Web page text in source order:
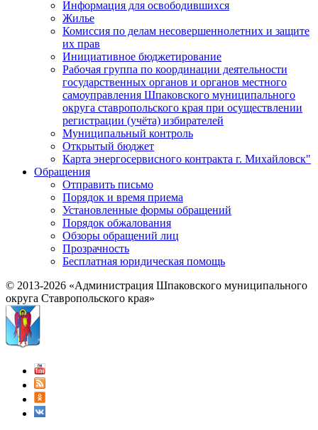
Информация для освободившихся
Жилье
Комиссия по делам несовершеннолетних и защите
их прав
Инициативное бюджетирование
Рабочая группа по координации деятельности
государственных органов и органов местного
самоуправления Шпаковского муниципального
округа ставропольского края при осуществлении
регистрации (учёта) избирателей
Муниципальный контроль
Открытый бюджет
Карта энергосервисного контракта г. Михайловск"
Обращения
Отправить письмо
Порядок и время приема
Установленные формы обращений
Порядок обжалования
Обзоры обращений лиц
Прозрачность
Бесплатная юридическая помощь
© 2013-2026 «Администрация Шпаковского муниципального
округа Ставропольского края»